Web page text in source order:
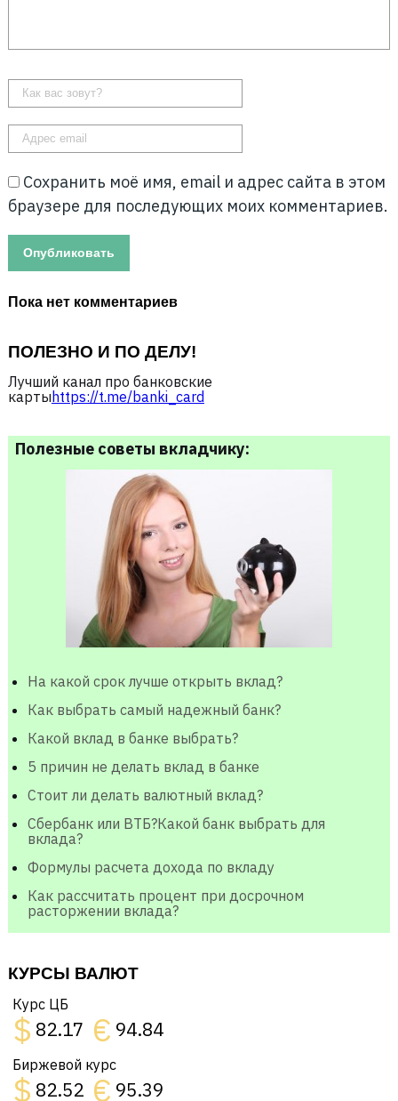
Сохранить моё имя, email и адрес сайта в этом
браузере для последующих моих комментариев.
Пока нет комментариев
ПОЛЕЗНО И ПО ДЕЛУ!
Лучший канал про банковские
карты https://t.me/banki_card
Полезные советы вкладчику:
На какой срок лучше открыть вклад?
Как выбрать самый надежный банк?
Какой вклад в банке выбрать?
5 причин не делать вклад в банке
Стоит ли делать валютный вклад?
Сбербанк или ВТБ?Какой банк выбрать для
вклада?
Формулы расчета дохода по вкладу
Как рассчитать процент при досрочном
расторжении вклада?
КУРСЫ ВАЛЮТ
Курс ЦБ
$ 82.17 € 94.84
Биржевой курс
$ 82.52 € 95.39